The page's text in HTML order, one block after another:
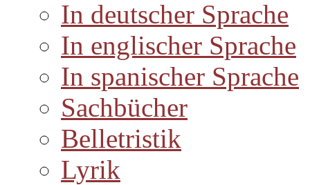
In deutscher Sprache
In englischer Sprache
In spanischer Sprache
Sachbücher
Belletristik
Lyrik